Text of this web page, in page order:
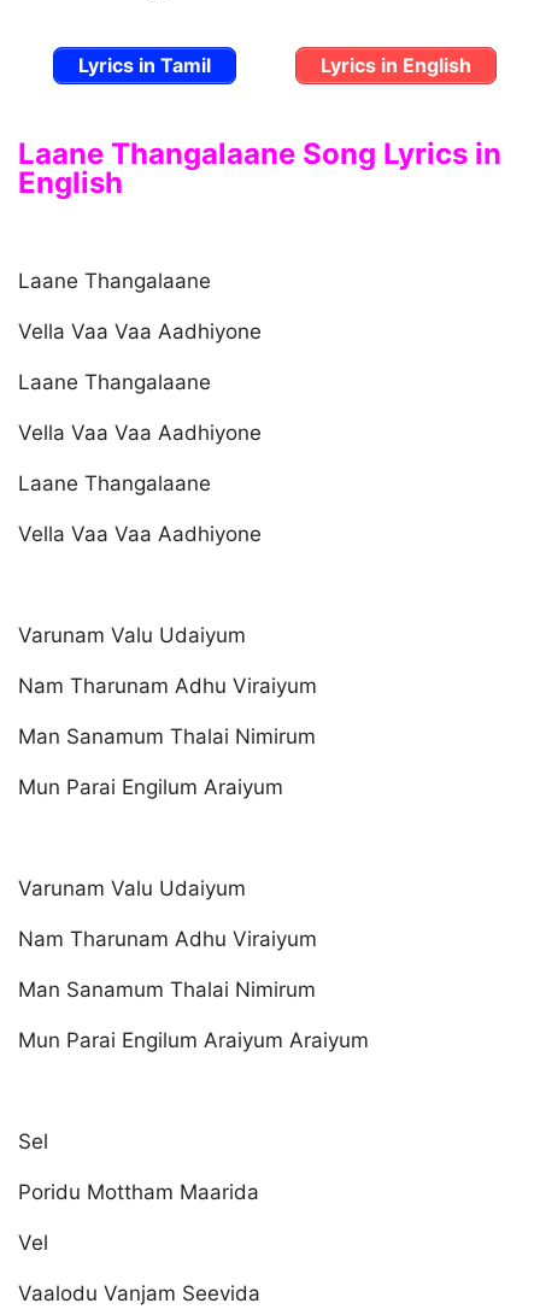
Lyrics in Tamil Lyrics in English
Laane Thangalaane Song Lyrics in
English
Laane Thangalaane
Vella Vaa Vaa Aadhiyone
Laane Thangalaane
Vella Vaa Vaa Aadhiyone
Laane Thangalaane
Vella Vaa Vaa Aadhiyone
Varunam Valu Udaiyum
Nam Tharunam Adhu Viraiyum
Man Sanamum Thalai Nimirum
Mun Parai Engilum Araiyum
Varunam Valu Udaiyum
Nam Tharunam Adhu Viraiyum
Man Sanamum Thalai Nimirum
Mun Parai Engilum Araiyum Araiyum
Sel
Poridu Mottham Maarida
Vel
Vaalodu Vanjam Seevida